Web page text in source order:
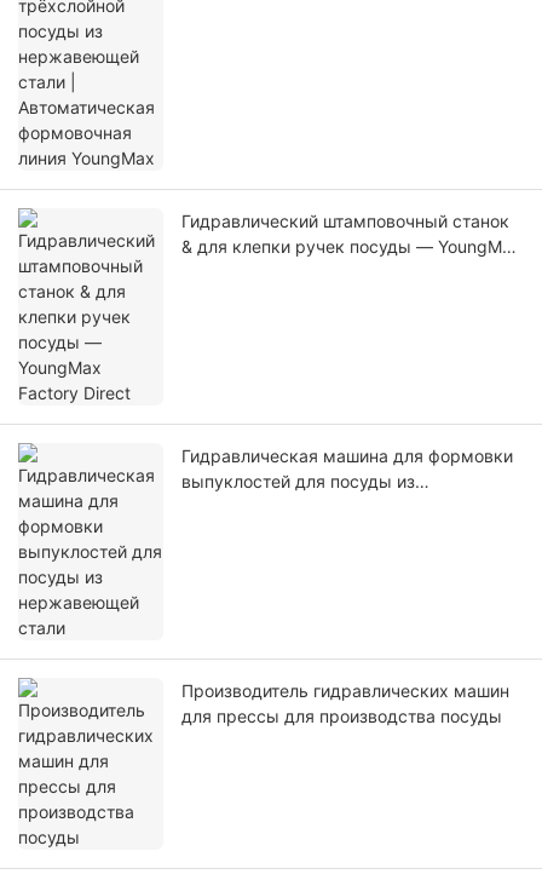
Гидравлический штамповочный станок
& для клепки ручек посуды — YoungMax
Гидравлическая машина для формовки
выпуклостей для посуды из
Производитель гидравлических машин
для прессы для производства посуды